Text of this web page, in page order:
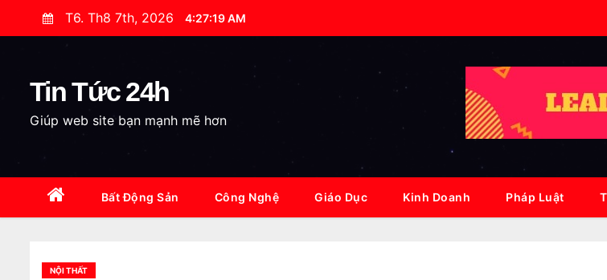
k
T6. Th8 7th, 2026 4:27:21 AM
Tin Tức 24h
Giúp web site bạn mạnh mẽ hơn
Bất Động Sản Công Nghệ Giáo Dục Kinh Doanh Pháp Luật
NỘI THẤT